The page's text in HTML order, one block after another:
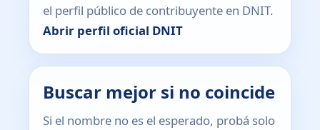
el perfil público de contribuyente en DNIT.
Abrir perfil oficial DNIT
Buscar mejor si no coincide
Si el nombre no es el esperado, probá solo